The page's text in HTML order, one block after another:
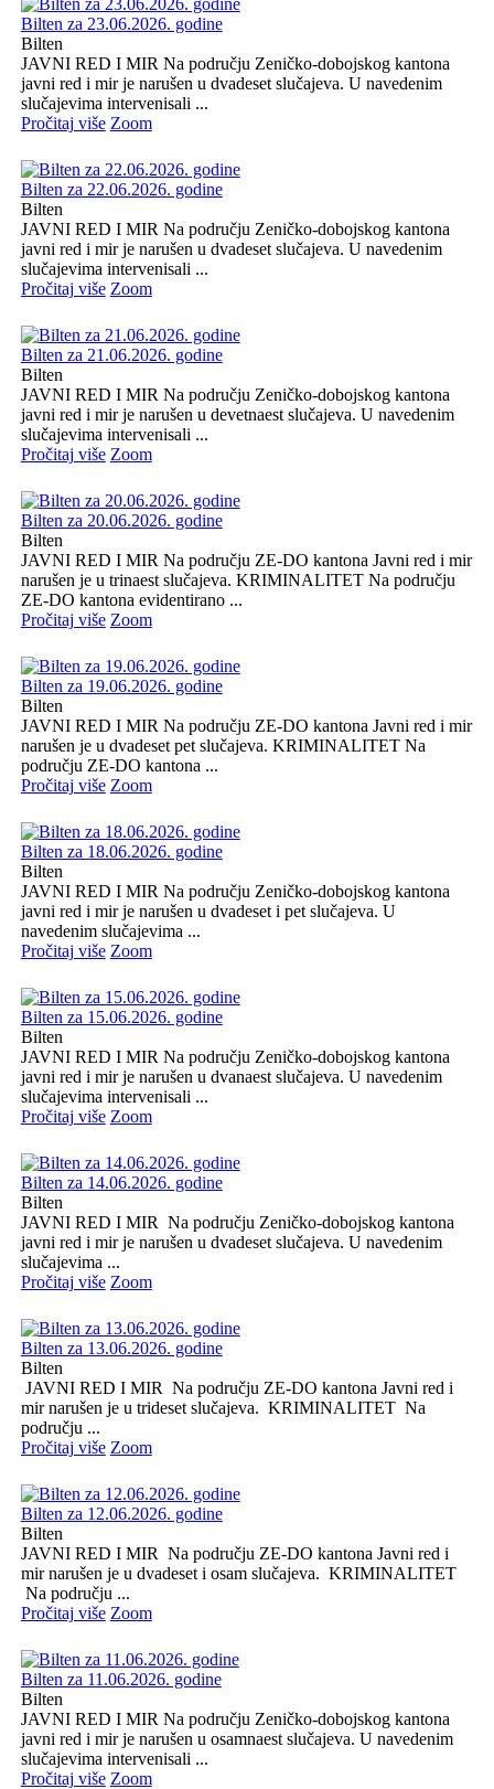
Bilten za 23.06.2026. godine
Bilten
JAVNI RED I MIR Na području Zeničko-dobojskog kantona
javni red i mir je narušen u dvadeset slučajeva. U navedenim
slučajevima intervenisali ...
Pročitaj više Zoom
Bilten za 22.06.2026. godine
Bilten
JAVNI RED I MIR Na području Zeničko-dobojskog kantona
javni red i mir je narušen u dvadeset slučajeva. U navedenim
slučajevima intervenisali ...
Pročitaj više Zoom
Bilten za 21.06.2026. godine
Bilten
JAVNI RED I MIR Na području Zeničko-dobojskog kantona
javni red i mir je narušen u devetnaest slučajeva. U navedenim
slučajevima intervenisali ...
Pročitaj više Zoom
Bilten za 20.06.2026. godine
Bilten
JAVNI RED I MIR Na području ZE-DO kantona Javni red i mir
narušen je u trinaest slučajeva. KRIMINALITET Na području
ZE-DO kantona evidentirano ...
Pročitaj više Zoom
Bilten za 19.06.2026. godine
Bilten
JAVNI RED I MIR Na području ZE-DO kantona Javni red i mir
narušen je u dvadeset pet slučajeva. KRIMINALITET Na
području ZE-DO kantona ...
Pročitaj više Zoom
Bilten za 18.06.2026. godine
Bilten
JAVNI RED I MIR Na području Zeničko-dobojskog kantona
javni red i mir je narušen u dvadeset i pet slučajeva. U
navedenim slučajevima ...
Pročitaj više Zoom
Bilten za 15.06.2026. godine
Bilten
JAVNI RED I MIR Na području Zeničko-dobojskog kantona
javni red i mir je narušen u dvanaest slučajeva. U navedenim
slučajevima intervenisali ...
Pročitaj više Zoom
Bilten za 14.06.2026. godine
Bilten
JAVNI RED I MIR Na području Zeničko-dobojskog kantona
javni red i mir je narušen u dvadeset slučajeva. U navedenim
slučajevima ...
Pročitaj više Zoom
Bilten za 13.06.2026. godine
Bilten
JAVNI RED I MIR Na području ZE-DO kantona Javni red i
mir narušen je u trideset slučajeva. KRIMINALITET Na
području ...
Pročitaj više Zoom
Bilten za 12.06.2026. godine
Bilten
JAVNI RED I MIR Na području ZE-DO kantona Javni red i
mir narušen je u dvadeset i osam slučajeva. KRIMINALITET
Na području ...
Pročitaj više Zoom
Bilten za 11.06.2026. godine
Bilten
JAVNI RED I MIR Na području Zeničko-dobojskog kantona
javni red i mir je narušen u osamnaest slučajeva. U navedenim
slučajevima intervenisali ...
Pročitaj više Zoom